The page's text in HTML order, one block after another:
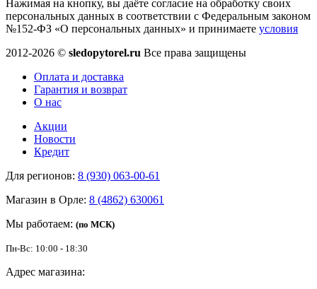
Нажимая на кнопку, вы даёте согласие на обработку своих
персональных данных в соответствии с Федеральным законом
№152-ФЗ «О персональных данных» и принимаете условия
2012-2026 © sledopytorel.ru Все права защищены
Оплата и доставка
Гарантия и возврат
О нас
Акции
Новости
Кредит
Для регионов: 8 (930) 063-00-61
Магазин в Орле: 8 (4862) 630061
Мы работаем: (по МСК)
Пн-Вс: 10:00 - 18:30
Адрес магазина: